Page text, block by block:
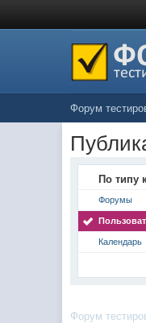
Форум
По типу
Форумы
Календарь
Форум